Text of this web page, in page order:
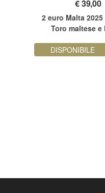
€39,00
2 euro Malta
Toro maltese e
DISPONIBILE